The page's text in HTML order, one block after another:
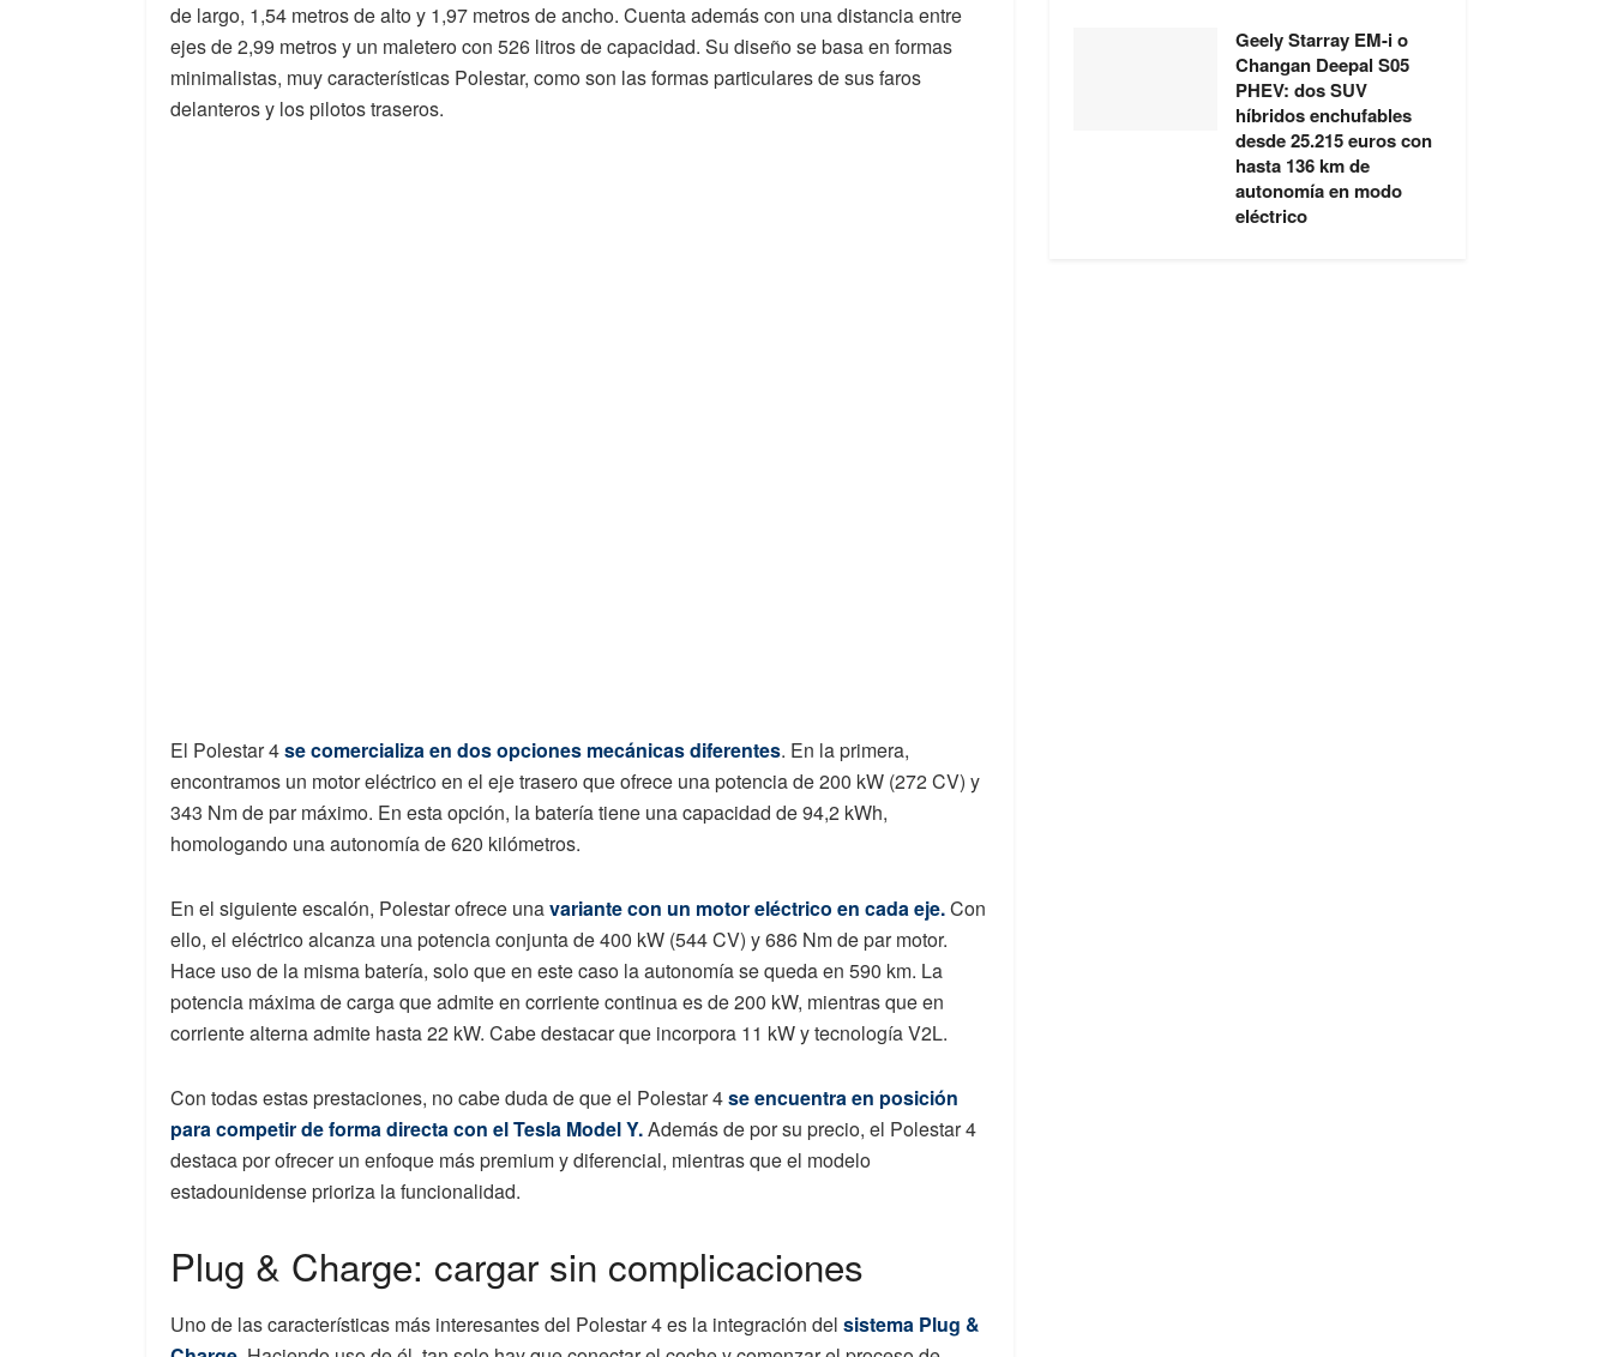
de largo, 1,54 metros de alto y 1,97 metros de ancho. Cuenta además con una distancia entre
ejes de 2,99 metros y un maletero con 526 litros de capacidad. Su diseño se basa en formas
minimalistas, muy características Polestar, como son las formas particulares de sus faros
delanteros y los pilotos traseros.
El Polestar 4se comercializa en dos opciones mecánicas diferentes. En la primera,
encontramos un motor eléctrico en el eje trasero que ofrece una potencia de 200 kW (272 CV) y
343 Nm de par máximo. En esta opción, la batería tiene una capacidad de 94,2 kWh,
homologando una autonomía de 620 kilómetros.
En el siguiente escalón, Polestar ofrece unavariante con un motor eléctrico en cada eje.Con
ello, el eléctrico alcanza una potencia conjunta de 400 kW (544 CV) y 686 Nm de par motor.
Hace uso de la misma batería, solo que en este caso la autonomía se queda en 590 km. La
potencia máxima de carga que admite en corriente continua es de 200 kW, mientras que en
corriente alterna admite hasta 22 kW. Cabe destacar que incorpora 11 kW y tecnología V2L.
Con todas estas prestaciones, no cabe duda de que el Polestar 4se encuentra en posición
para competir de forma directa con el Tesla Model Y.Además de por su precio, el Polestar 4
destaca por ofrecer un enfoque más premium y diferencial, mientras que el modelo
estadounidense prioriza la funcionalidad.
Plug & Charge: cargar sin complicaciones
Uno de las características más interesantes del Polestar 4 es la integración del sistema Plug &
Geely Starray EM-i o
Changan Deepal S05
PHEV: dos SUV
híbridos enchufables
desde 25.215 euros con
hasta 136 km de
autonomía en modo
eléctrico